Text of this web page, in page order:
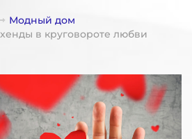
Модный дом
в круговороте любви